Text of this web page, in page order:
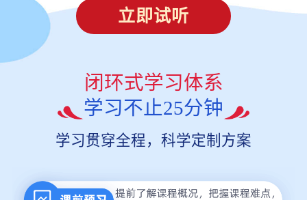
立即试听
闭环式学习体系
学习不止25分钟
学习贯穿全程，科学定制方案